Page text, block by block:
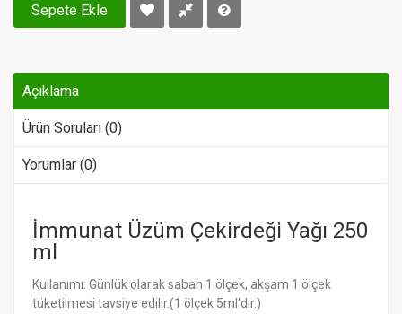
Sepete Ekle
Açıklama
Ürün Soruları (0)
Yorumlar (0)
İmmunat Üzüm Çekirdeği Yağı 250
ml
Kullanımı: Günlük olarak sabah 1 ölçek, akşam 1 ölçek
tüketilmesi tavsiye edilir.(1 ölçek 5ml'dir.)